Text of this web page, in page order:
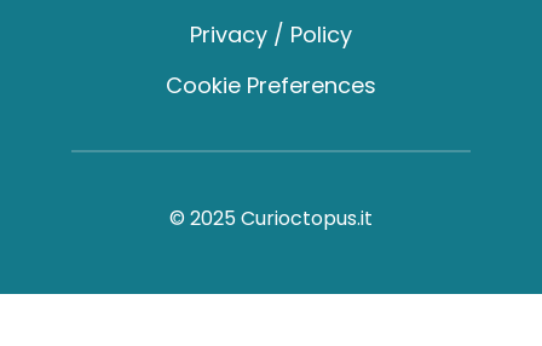
Privacy / Policy
Cookie Preferences
© 2025 Curioctopus.it